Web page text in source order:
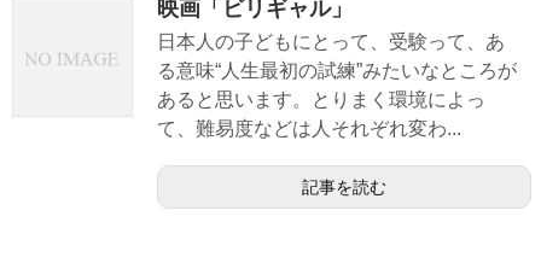
映画「ビリギャル」
日本人の子どもにとって、受験って、あ
る意味“人生最初の試練”みたいなところが
あると思います。とりまく環境によっ
て、難易度などは人それぞれ変わ...
記事を読む